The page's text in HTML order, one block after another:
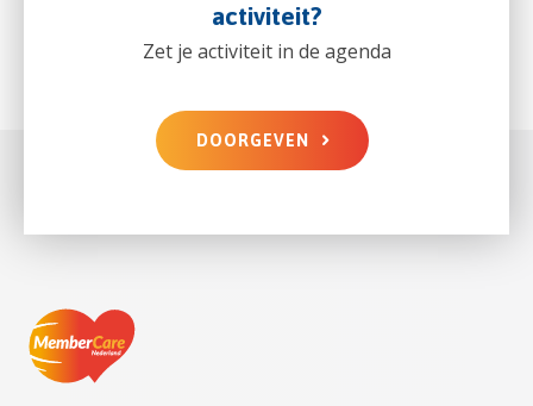
activiteit?
Zet je activiteit in de agenda
DOORGEVEN